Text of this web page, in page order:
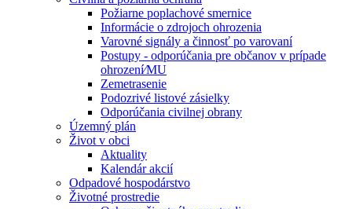
Požiarne poplachové smernice
Informácie o zdrojoch ohrozenia
Varovné signály a činnosť po varovaní
Postupy - odporúčania pre občanov v prípade
ohrození⁄MU
Zemetrasenie
Podozrivé listové zásielky
Odporúčania civilnej obrany
Územný plán
Život v obci
Aktuality
Kalendár akcií
Odpadové hospodárstvo
Životné prostredie